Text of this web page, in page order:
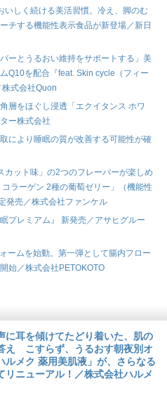
いしく続ける美活習慣。冷え、脚のむ
チする機能性表示食品が新登場／新日
ーとうるおい維持をサポートする」美
Q10を配合『feat. Skin cycle（フィー
株式会社Quon
層をほぐし浸透「エクイタンス ホワ
ー株式会社
により睡眠の質が改善する可能性が確
カット味」の2つのフレーバーが楽しめ
ラーゲン 2種の葡萄ゼリー」（機能性
発売／株式会社ファンケル
プレミアム』 新発売／アサヒグルー
ームを始動。第一弾として腸内フロー
始／株式会社PETOKOTO
に耳を傾けてたどり着いた、肌の
え こすらず、うるおす朝夜別オ
ルメク 薬用美肌液」が、さらなる
リニューアル！／株式会社ハルメ